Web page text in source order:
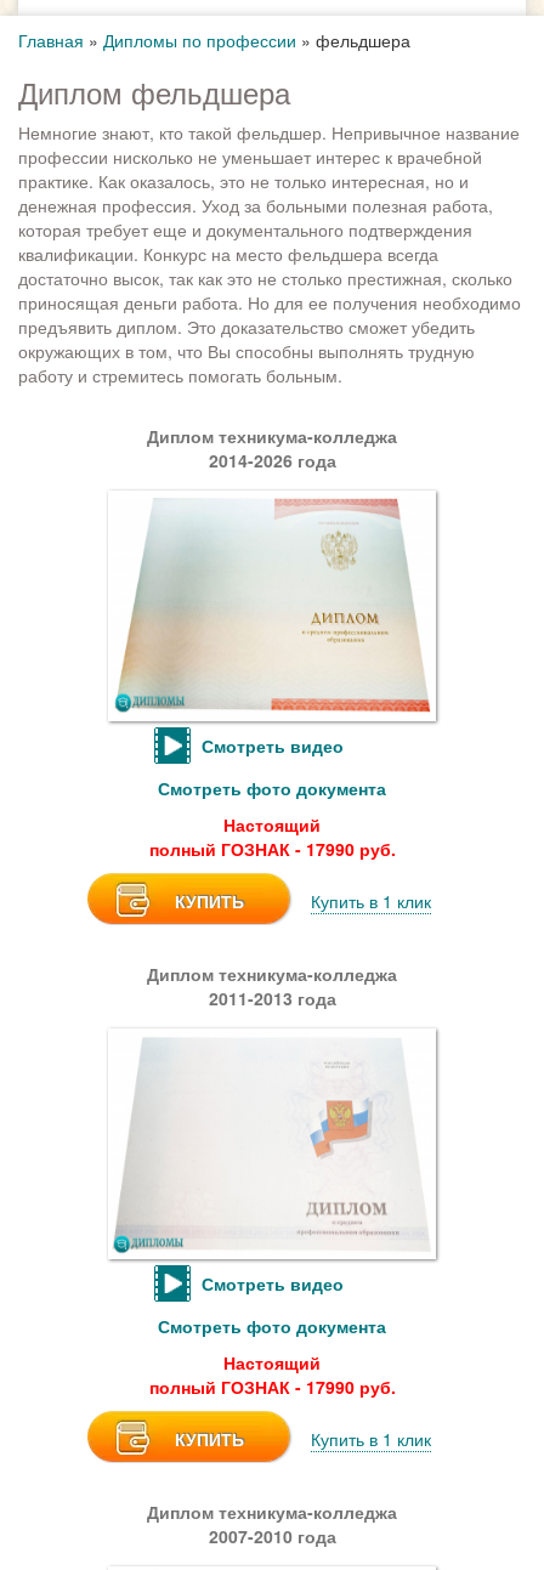
Главная » Дипломы по профессии » фельдшера
Диплом фельдшера
Немногие знают, кто такой фельдшер. Непривычное название
профессии нисколько не уменьшает интерес к врачебной
практике. Как оказалось, это не только интересная, но и
денежная профессия. Уход за больными полезная работа,
которая требует еще и документального подтверждения
квалификации. Конкурс на место фельдшера всегда
достаточно высок, так как это не столько престижная, сколько
приносящая деньги работа. Но для ее получения необходимо
предъявить диплом. Это доказательство сможет убедить
окружающих в том, что Вы способны выполнять трудную
работу и стремитесь помогать больным.
Диплом техникума-колледжа
2014-2026 года
Смотреть видео
Смотреть фото документа
Настоящий
полный ГОЗНАК - 17990 руб.
КУПИТЬ Купить в 1 клик
Диплом техникума-колледжа
2011-2013 года
Смотреть видео
Смотреть фото документа
Настоящий
полный ГОЗНАК - 17990 руб.
КУПИТЬ Купить в 1 клик
Диплом техникума-колледжа
2007-2010 года